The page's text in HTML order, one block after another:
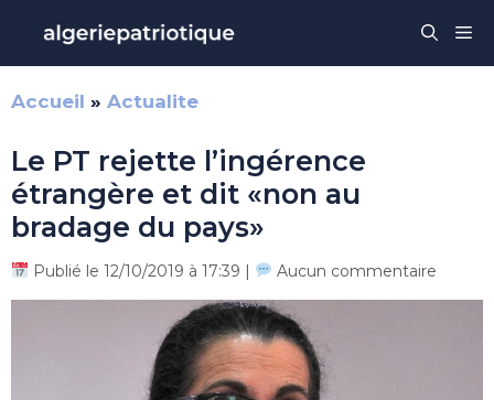
contenu
Accueil » Actualite
Le PT rejette l’ingérence
étrangère et dit «non au
bradage du pays»
Publié le 12/10/2019 à 17:39 | Aucun commentaire